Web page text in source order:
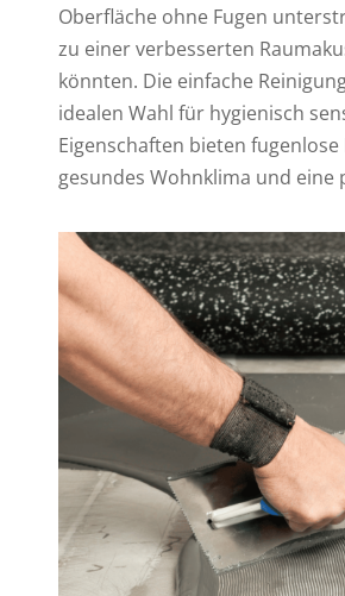
Oberfläche ohne Fugen
zu einer verbesserten
könnten. Die einfache
idealen Wahl für hygienisch
Eigenschaften bieten
gesundes Wohnklima und eine